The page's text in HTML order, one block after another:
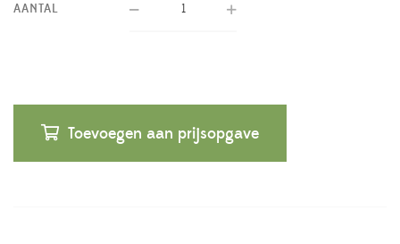
AANTAL
Toevoegen aan prijsopgave